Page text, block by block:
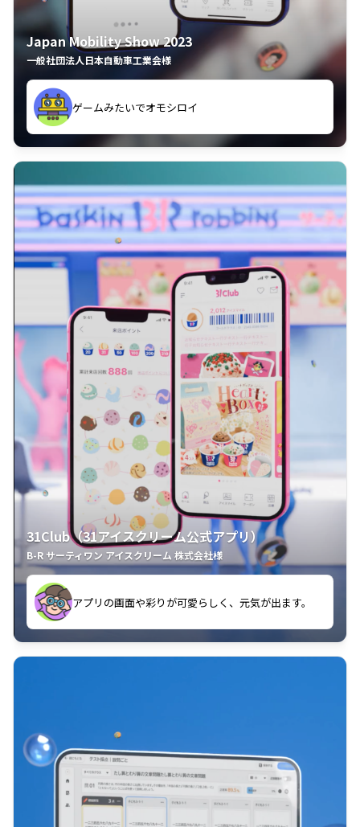
Japan Mobility Show 2023
一般社団法人日本自動車工業会様
ゲームみたいでオモシロイ
久々のモーターショーがアプリでもっと楽しめました
31Club（31アイスクリーム公式アプリ）
B-R サーティワン アイスクリーム 株式会社様
アプリの画面や彩りが可愛らしく、元気が出ます。
クラスごとに特典があるようなので使うのが楽しいで
す。